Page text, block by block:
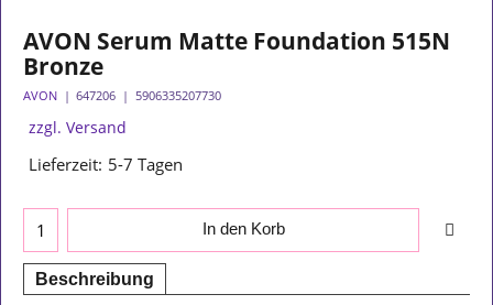
AVON Serum Matte Foundation 515N
Bronze
AVON 647206 5906335207730
zzgl. Versand
Lieferzeit: 5-7 Tagen
In den Korb
Beschreibung